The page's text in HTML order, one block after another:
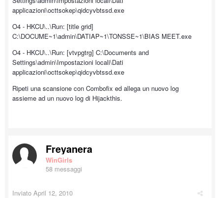
applicazioni\octtsokep\qidcyvbtssd.exe
O4 - HKCU\..\Run: [title grid]
C:\DOCUME~1\admin\DATIAP~1\TONSSE~1\BIAS MEET.exe
O4 - HKCU\..\Run: [vtvpgtrg] C:\Documents and
Settings\admin\Impostazioni locali\Dati
applicazioni\octtsokep\qidcyvbtssd.exe
Ripeti una scansione con Combofix ed allega un nuovo log
assieme ad un nuovo log di Hijackthis.
Freyanera
WinGirls
58 messaggi
Inviato April 12, 2010